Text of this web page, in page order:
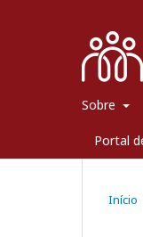
Sobre
Portal
Início